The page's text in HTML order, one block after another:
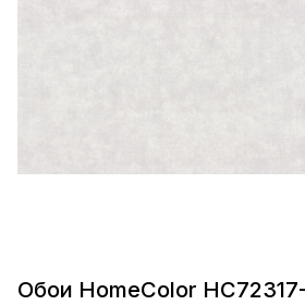
Обои HomeColor